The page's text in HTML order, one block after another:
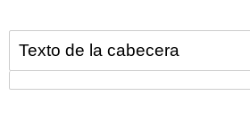
Texto de la cabecera